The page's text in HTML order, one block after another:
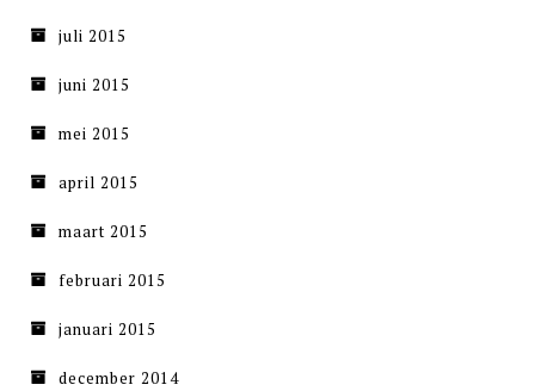
juli 2015
juni 2015
mei 2015
april 2015
maart 2015
februari 2015
januari 2015
december 2014